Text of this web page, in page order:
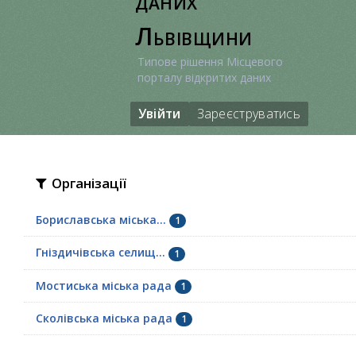
Львівщини
Типове рішення Місцевого
порталу відкритих даних
Увійти Зареєструватись
Організації
Бориславська міська... 1
Гніздичівська селищ... 1
Мостиська міська рада 1
Сколівська міська рада 1